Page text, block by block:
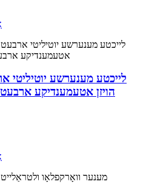
לייכטע מענערשע יוטיליטי
הויזן אטעמענדיקע ארבעט